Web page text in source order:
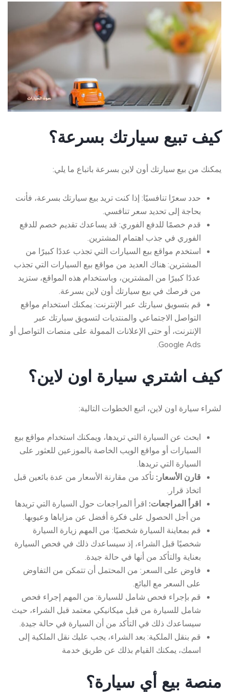
كيف تبيع سيارتك بسرعة؟
يمكنك من بيع سيارتك أون لاين بسرعة باتباع ما يلي:
حدد سعرًا تنافسيًا: إذا كنت تريد بيع سيارتك بسرعة، فأنت
بحاجة إلى تحديد سعر تنافسي.
قدم خصمًا للدفع الفوري: قد يساعدك تقديم خصم للدفع
الفوري في جذب اهتمام المشترين.
استخدم مواقع بيع السيارات التي تجذب عددًا كبيرًا من
المشترين: هناك العديد من مواقع بيع السيارات التي تجذب
عددًا كبيرًا من المشترين، وباستخدام هذه المواقع، ستزيد
من فرصك في بيع سيارتك أون لاين بسرعة.
قم بتسويق سيارتك عبر الإنترنت: يمكنك استخدام مواقع
التواصل الاجتماعي والمنتديات لتسويق سيارتك عبر
الإنترنت، أو حتى الإعلانات الممولة على منصات التواصل أو
Google Ads.
كيف اشتري سيارة اون لاين؟
لشراء سيارة اون لاين، اتبع الخطوات التالية:
ابحث عن السيارة التي تريدها، ويمكنك استخدام مواقع بيع
السيارات أو مواقع الويب الخاصة بالموزعين للعثور على
السيارة التي تريدها.
قارن الأسعار: تأكد من مقارنة الأسعار من عدة بائعين قبل
اتخاذ قرار.
اقرأ المراجعات: اقرأ المراجعات حول السيارة التي تريدها
من أجل الحصول على فكرة أفضل عن مزاياها وعيوبها.
قم بمعاينة السيارة شخصيًا: من المهم زيارة السيارة
شخصيًا قبل الشراء، إذ سيساعدك ذلك في فحص السيارة
بعناية والتأكد من أنها في حالة جيدة.
فاوض على السعر: من المحتمل أن تتمكن من التفاوض
على السعر مع البائع.
قم بإجراء فحص شامل للسيارة: من المهم إجراء فحص
شامل للسيارة من قبل ميكانيكي معتمد قبل الشراء، حيث
سيساعدك ذلك في التأكد من أن السيارة في حالة جيدة.
قم بنقل الملكية: بعد الشراء، يجب عليك نقل الملكية إلى
اسمك، يمكنك القيام بذلك عن طريق خدمة
منصة بيع أي سيارة؟